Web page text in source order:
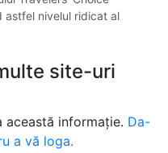
astfel nivelul ridicat al
site-uri
această informație. Da-
a vă loga.